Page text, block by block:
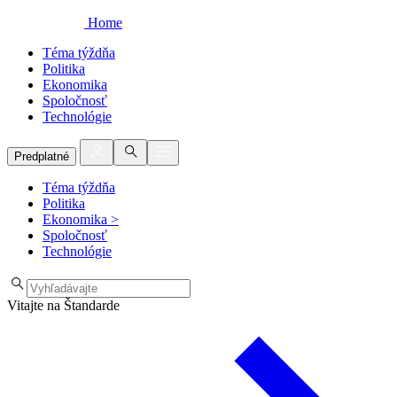
Home
Téma týždňa
Politika
Ekonomika
Spoločnosť
Technológie
Predplatné
Téma týždňa
Politika
Ekonomika >
Spoločnosť
Technológie
Vitajte na Štandarde